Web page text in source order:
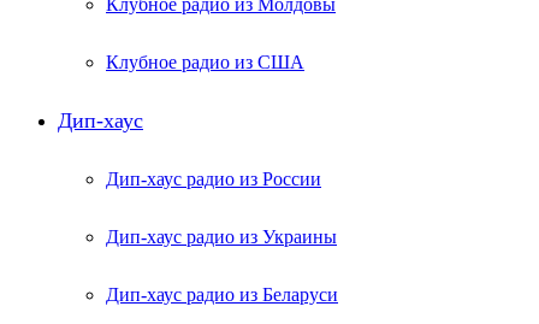
Клубное радио из Молдовы
Клубное радио из США
Дип-хаус
Дип-хаус радио из России
Дип-хаус радио из Украины
Дип-хаус радио из Беларуси